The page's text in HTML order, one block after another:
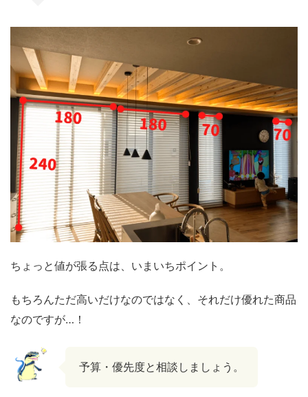
ちょっと値が張る点は、いまいちポイント。
もちろんただ高いだけなのではなく、それだけ優れた商品
なのですが…！
予算・優先度と相談しましょう。